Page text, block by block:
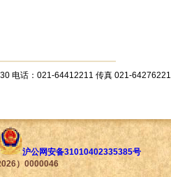
电话：021-64412211 传真 021-64276221
沪公网安备31010402335385号
）0000046